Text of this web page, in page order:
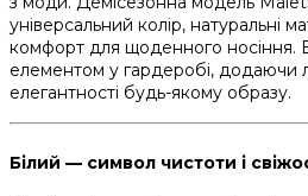
універсальний колір, натуральні
комфорт для щоденного носіння.
елементом у гардеробі, додаючи
елегантності будь-якому образу.
Білий — символ чистоти і